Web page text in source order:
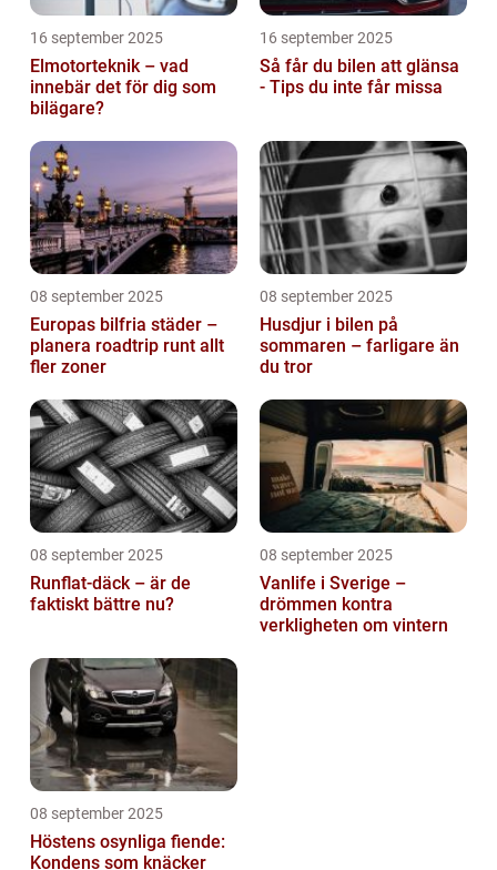
16 september 2025
Elmotorteknik – vad
innebär det för dig som
bilägare?
16 september 2025
Så får du bilen att glänsa
- Tips du inte får missa
08 september 2025
Europas bilfria städer –
planera roadtrip runt allt
fler zoner
08 september 2025
Husdjur i bilen på
sommaren – farligare än
du tror
08 september 2025
Runflat-däck – är de
faktiskt bättre nu?
08 september 2025
Vanlife i Sverige –
drömmen kontra
verkligheten om vintern
08 september 2025
Höstens osynliga fiende:
Kondens som knäcker